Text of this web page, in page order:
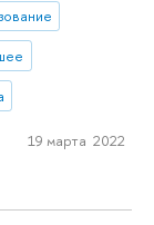
19 марта 2022